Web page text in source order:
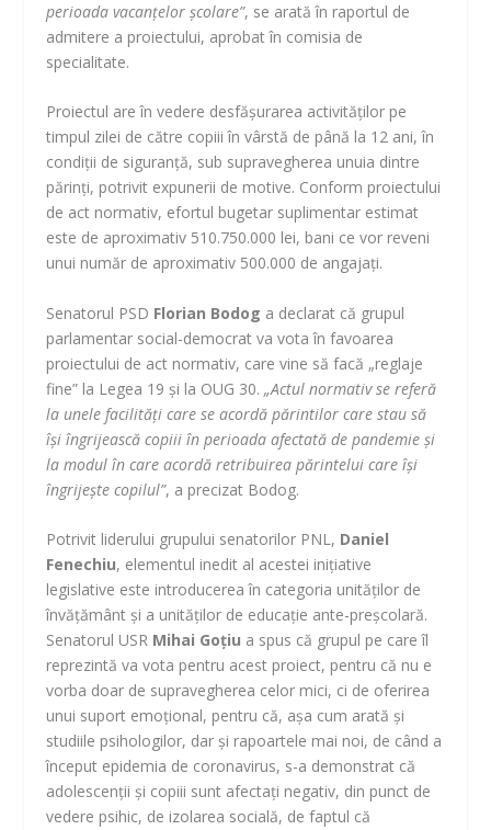
perioada vacanţelor şcolare”, se arată în raportul de
admitere a proiectului, aprobat în comisia de
specialitate.
Proiectul are în vedere desfăşurarea activităţilor pe
timpul zilei de către copiii în vârstă de până la 12 ani, în
condiţii de siguranţă, sub supravegherea unuia dintre
părinţi, potrivit expunerii de motive. Conform proiectului
de act normativ, efortul bugetar suplimentar estimat
este de aproximativ 510.750.000 lei, bani ce vor reveni
unui număr de aproximativ 500.000 de angajaţi.
Senatorul PSD Florian Bodog a declarat că grupul
parlamentar social-democrat va vota în favoarea
proiectului de act normativ, care vine să facă „reglaje
fine” la Legea 19 şi la OUG 30.„Actul normativ se referă
la unele facilităţi care se acordă părintilor care stau să
îşi îngrijească copiii în perioada afectată de pandemie şi
la modul în care acordă retribuirea părintelui care îşi
îngrijeşte copilul”, a precizat Bodog.
Potrivit liderului grupului senatorilor PNL, Daniel
Fenechiu, elementul inedit al acestei iniţiative
legislative este introducerea în categoria unităţilor de
învăţământ şi a unităţilor de educaţie ante-preşcolară.
Senatorul USR Mihai Goţiu a spus că grupul pe care îl
reprezintă va vota pentru acest proiect, pentru că nu e
vorba doar de supravegherea celor mici, ci de oferirea
unui suport emoţional, pentru că, aşa cum arată şi
studiile psihologilor, dar şi rapoartele mai noi, de când a
început epidemia de coronavirus, s-a demonstrat că
adolescenţii şi copiii sunt afectaţi negativ, din punct de
vedere psihic, de izolarea socială, de faptul că